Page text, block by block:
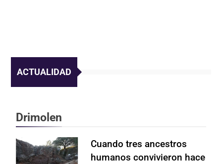
ACTUALIDAD
Drimolen
Cuando tres ancestros
humanos convivieron hace